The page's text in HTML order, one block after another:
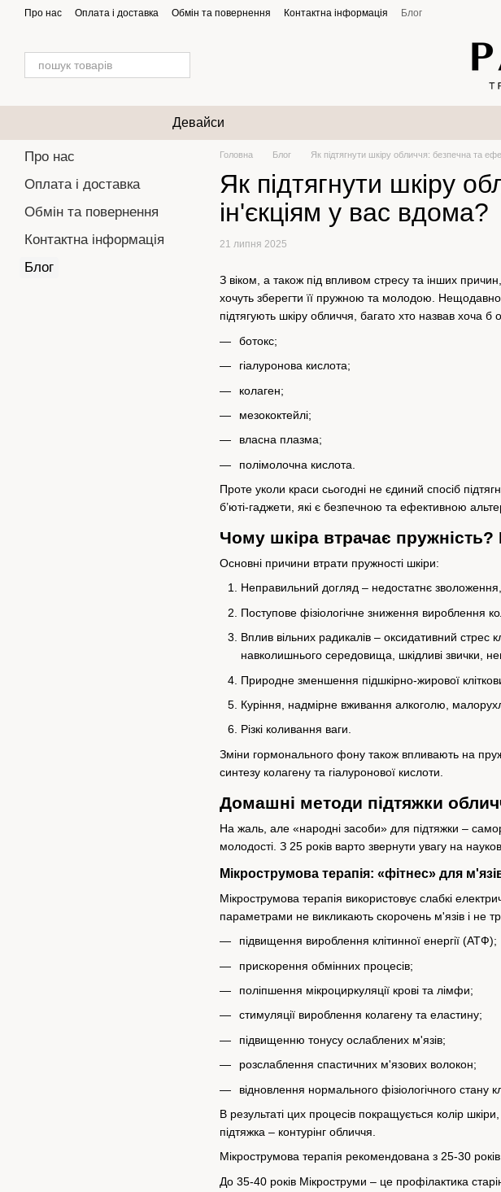
Перейти до основного контенту
Про нас Оплата і доставка Обмін та повернення Контактна інформація Блог
Девайси
Головна Блог Як підтягнути шкіру обличчя: безпечна та
Як підтягнути шкіру
ін'єкціям у вас вдома?
21 липня 2025
З віком, а також під впливом стресу та інших
хочуть зберегти її пружною та молодою. Нещодавно
підтягують шкіру обличчя, багато хто назвав хоча б
ботокс;
гіалуронова кислота;
колаген;
мезококтейлі;
власна плазма;
полімолочна кислота.
Проте уколи краси сьогодні не єдиний спосіб
б’юті-гаджети, які є безпечною та ефективною
Чому шкіра втрачає пружність?
Основні причини втрати пружності шкіри:
Неправильний догляд – недостатнє
Поступове фізіологічне зниження вироблення
Вплив вільних радикалів – оксидативний
навколишнього середовища, шкідливі звички,
Природне зменшення підшкірно-жирової
Куріння, надмірне вживання алкоголю,
Різкі коливання ваги.
Зміни гормонального фону також впливають на
синтезу колагену та гіалуронової кислоти.
Домашні методи підтяжки
На жаль, але «народні засоби» для підтяжки –
молодості. З 25 років варто звернути увагу на
Мікрострумова терапія: «фітнес» для
Мікрострумова терапія використовує слабкі
параметрами не викликають скорочень м'язів і не
підвищення вироблення клітинної енергії (АТФ);
прискорення обмінних процесів;
поліпшення мікроциркуляції крові та лімфи;
стимуляції вироблення колагену та еластину;
підвищенню тонусу ослаблених м'язів;
розслаблення спастичних м'язових волокон;
відновлення нормального фізіологічного стану
В результаті цих процесів покращується колір
підтяжка – контурінг обличчя.
Мікрострумова терапія рекомендована з 25-30
До 35-40 років Мікроструми – це профілактика
Про нас
Оплата і доставка
Обмін та повернення
Контактна інформація
Блог